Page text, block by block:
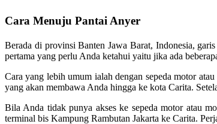
Cara Menuju Pantai Anyer
Berada di provinsi Banten Jawa Barat, Indonesia,
pertama yang perlu Anda ketahui yaitu jika ada
Cara yang lebih umum ialah dengan sepeda motor
yang akan membawa Anda hingga ke kota Carita.
Bila Anda tidak punya akses ke sepeda motor atau
terminal bis Kampung Rambutan Jakarta ke Carita.